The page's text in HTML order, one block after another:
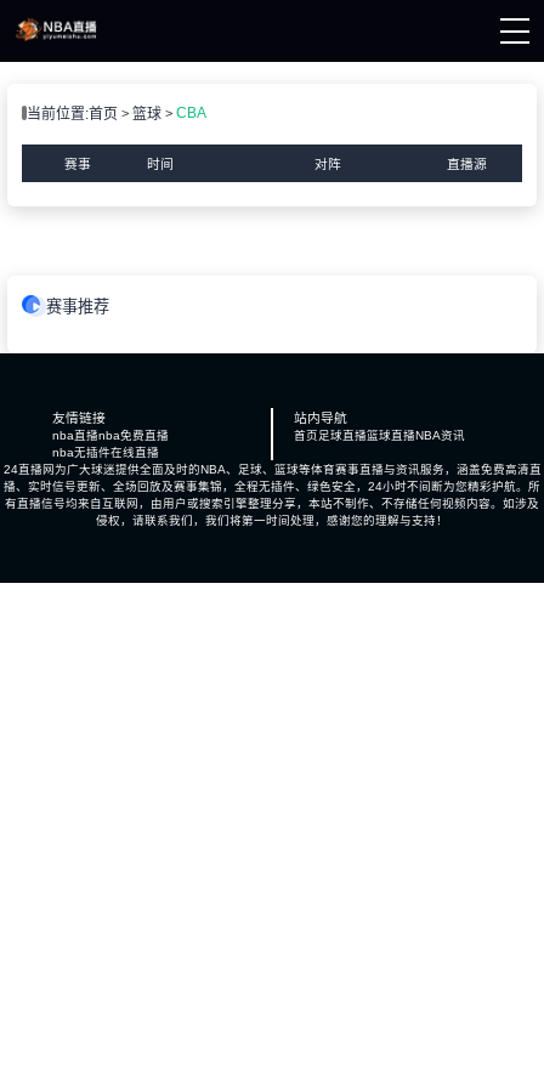
播
讯
当前位置:首页 篮球 CBA
赛事 时间 对阵 直播源
赛事推荐
友情链接
nba直播nba免费直播
nba无插件在线直播
站内导航
首页足球直播篮球直播NBA资讯
24直播网为广大球迷提供全面及时的NBA、足球、篮球等体育赛事直播与资讯服务，涵盖免费高清直
播、实时信号更新、全场回放及赛事集锦，全程无插件、绿色安全，24小时不间断为您精彩护航。所
有直播信号均来自互联网，由用户或搜索引擎整理分享，本站不制作、不存储任何视频内容。如涉及
侵权，请联系我们，我们将第一时间处理，感谢您的理解与支持！